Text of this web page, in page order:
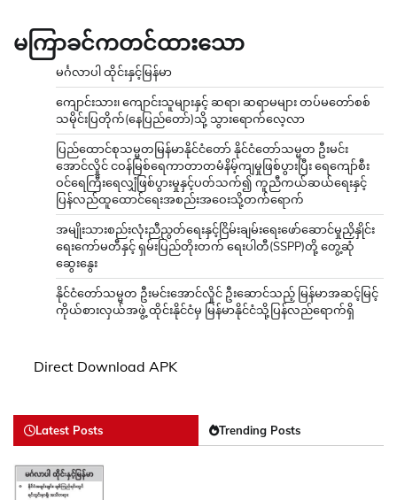
မကြာခင်ကတင်ထားသော
မင်္ဂလာပါ ထိုင်းနှင့်မြန်မာ
ကျောင်းသား၊ ကျောင်းသူများနှင့် ဆရာ၊ ဆရာမများ တပ်မတော်စစ်
သမိုင်းပြတိုက်(နေပြည်တော်)သို့ သွားရောက်လေ့လာ
ပြည်ထောင်စုသမ္မတမြန်မာနိုင်ငံတော် နိုင်ငံတော်သမ္မတ ဦးမင်း
အောင်လှိုင် ငဝန်မြစ်ရေကာတာတမံနိမ့်ကျမှုဖြစ်ပွားပြီး ရေကျော်စီး
ဝင်ရေကြီးရေလျှံဖြစ်ပွားမှုနှင့်ပတ်သက်၍ ကူညီကယ်ဆယ်ရေးနှင့်
ပြန်လည်ထူထောင်ရေးအစည်းအဝေးသို့တက်ရောက်
အမျိုးသားစည်းလုံးညီညွတ်ရေးနှင့်ငြိမ်းချမ်းရေးဖော်ဆောင်မှုညှိနှိုင်း
ရေးကော်မတီနှင့် ရှမ်းပြည်တိုးတက် ရေးပါတီ(SSPP)တို့ တွေ့ဆုံ
ဆွေးနွေး
နိုင်ငံတော်သမ္မတ ဦးမင်းအောင်လှိုင် ဦးဆောင်သည့် မြန်မာအဆင့်မြင့်
ကိုယ်စားလှယ်အဖွဲ့ ထိုင်းနိုင်ငံမှ မြန်မာနိုင်ငံသို့ပြန်လည်ရောက်ရှိ
Direct Download APK
Latest Posts Trending Posts